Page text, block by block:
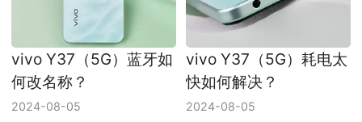
vivo Y37（5G）蓝牙如
何改名称？
2024-08-05
vivo Y37（5G）耗电太
快如何解决？
2024-08-05